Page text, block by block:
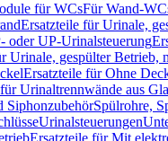
für WCsFür Wand-
Ersatzteile für Urinale,
oder UP-Urinalsteuerung
Urinale, gespülter Betrieb,
Ersatzteile für Ohne
Urinaltrennwände aus
SiphonzubehörSpülrohre,
Urinalsteuerungen
Ersatzteile für Mit